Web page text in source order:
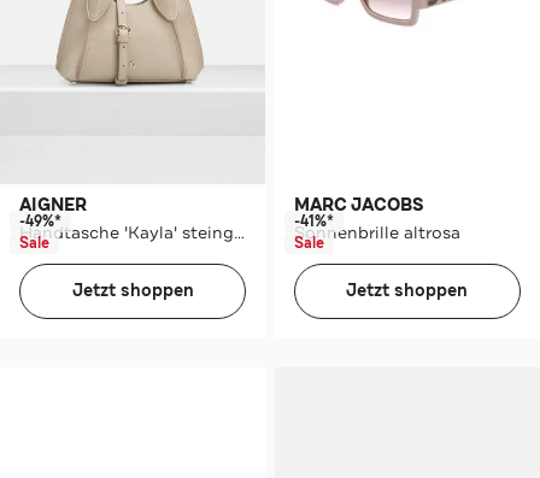
AIGNER
Handtasche 'Kayla' steingrau
-49%*
Sale
Jetzt shoppen
MARC JACOBS
Sonnenbrille altrosa
-41%*
Sale
Jetzt shoppen